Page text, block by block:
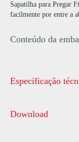
Sapatilha para Pregar
facilmente por entre a
Conteúdo da
Especificação
Download